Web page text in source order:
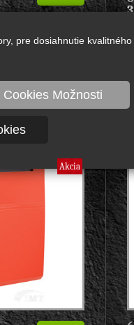
pre dosiahnutie kvalitného
Cookies Možnosti
značka:
13 priehradok, -
model:
Akcia